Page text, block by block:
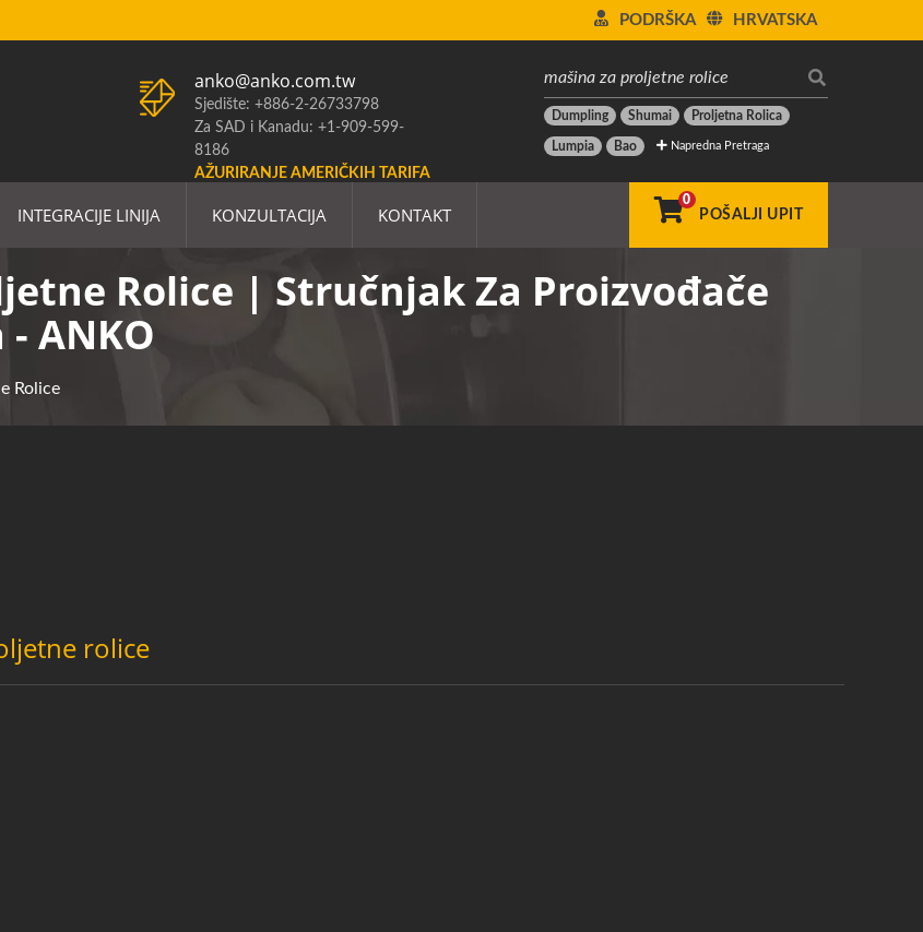
HRVATSKA
PODRŠKA
Dumpling Shumai Proljetna Rolica
Lumpia Bao Napredna Pretraga
anko@anko.com.tw
Sjedište: +886-2-26733798
Za SAD i Kanadu: +1-909-599-
8186
AŽURIRANJE AMERIČKIH TARIFA
INTEGRACIJE LINIJA KONZULTACIJA KONTAKT
0
POŠALJI UPIT
Rolice | Stručnjak Za Proizvođače
ANKO
Rolice
rolice